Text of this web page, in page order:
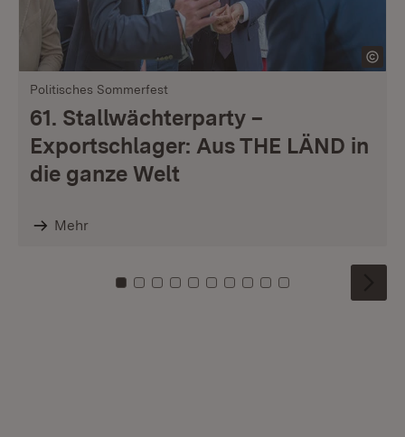
Politisches Sommerfest
61. Stallwächterparty –
Exportschlager: Aus THE LÄND in
die ganze Welt
Mehr
Zu Kachel: 0
Zu Kachel: 1
Zu Kachel: 2
Zu Kachel: 3
Zu Kachel: 4
Zu Kachel: 5
Zu Kachel: 6
Zu Kachel: 7
Zu Kachel: 8
Zu Kachel: 9